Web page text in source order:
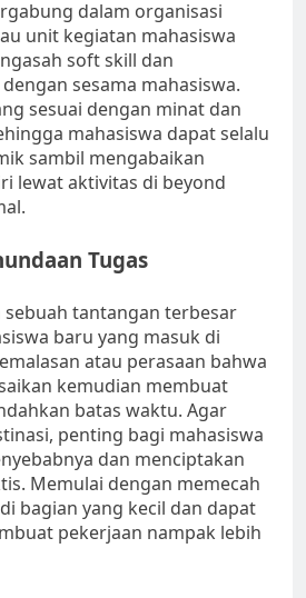
dalam organisasi
unit kegiatan mahasiswa
soft skill dan
sesama mahasiswa.
sesuai dengan minat dan
mahasiswa dapat selalu
sambil mengabaikan
lewat aktivitas di beyond
Tugas
sebuah tantangan terbesar
baru yang masuk di
atau perasaan bahwa
kemudian membuat
batas waktu. Agar
penting bagi mahasiswa
dan menciptakan
Memulai dengan memecah
bagian yang kecil dan dapat
pekerjaan nampak lebih